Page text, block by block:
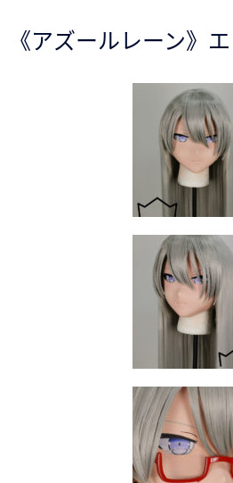
《アズールレーン》